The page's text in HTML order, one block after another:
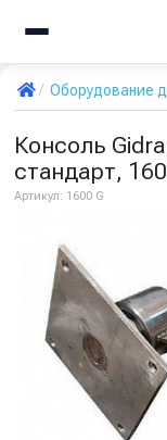
Оборудование
Консоль
стандарт,
Артикул: 1600 G